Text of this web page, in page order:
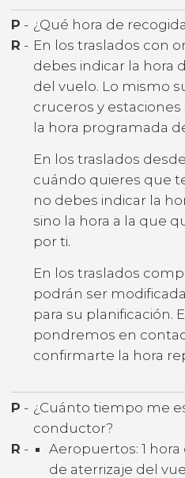
P - ¿Qué hora de
R - En los traslados con
debes indicar la hora
del vuelo. Lo mismo
cruceros y
la hora programada
En los traslados
cuándo quieres que
no debes indicar la
sino la hora a la que
por ti.
En los traslados
podrán ser
para su planificación.
pondremos en
confirmarte la hora
P - ¿Cuánto tiempo me
conductor?
R -
Aeropuertos: 1
de aterrizaje del